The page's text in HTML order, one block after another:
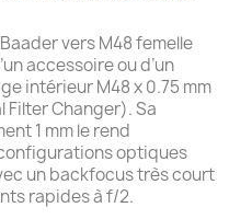
vers M48 femelle
accessoire ou d’un
intérieur M48 x 0.75 mm
Filter Changer). Sa
1 mm le rend
optiques
un backfocus très court
rapides à f/2.